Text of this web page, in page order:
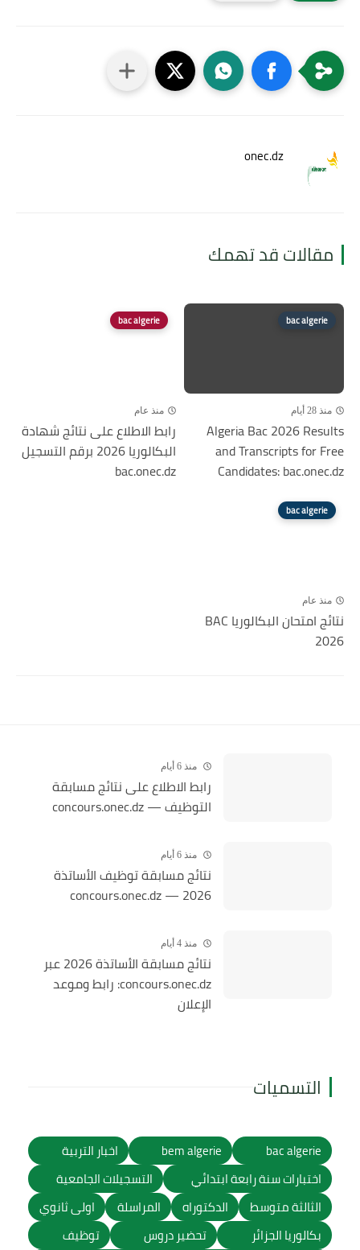
onec.dz
مقالات قد تهمك
bac algerie
منذ 28 أيام
Algeria Bac 2026 Results
and Transcripts for Free
Candidates: bac.onec.dz
bac algerie
منذ عام
رابط الاطلاع على نتائج شهادة
البكالوريا 2026 برقم التسجيل
bac.onec.dz
bac algerie
منذ عام
نتائج امتحان البكالوريا BAC
2026
منذ 6 أيام
رابط الاطلاع على نتائج مسابقة
التوظيف — concours.onec.dz
منذ 6 أيام
نتائج مسابقة توظيف الأساتذة
2026 — concours.onec.dz
منذ 4 أيام
نتائج مسابقة الأساتذة 2026 عبر
concours.onec.dz: رابط وموعد
الإعلان
التسميات
bac algerie
bem algerie
اخبار التربية
اختبارات سنة رابعة ابتدائي
التسجيلات الجامعية
الثالثة متوسط
الدكتوراه المراسلة
اولى ثانوي
بكالوريا الجزائر
تحضير دروس توظيف